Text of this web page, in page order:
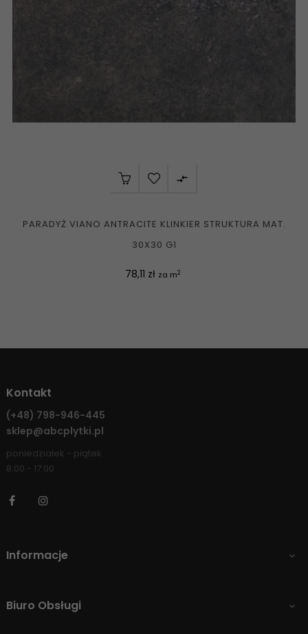

PARADYŻ VIANO ANTRACITE KLINKIER STRUKTURA MAT.
30X30 G1
Cena
78,11 zł za m2
Kontakt
(+48) 798-946-445
sklep@abcplytki.pl
poniedziałek - piątek
8:00 - 17:00
Facebook
Informacje 
Biuro Obsługi 